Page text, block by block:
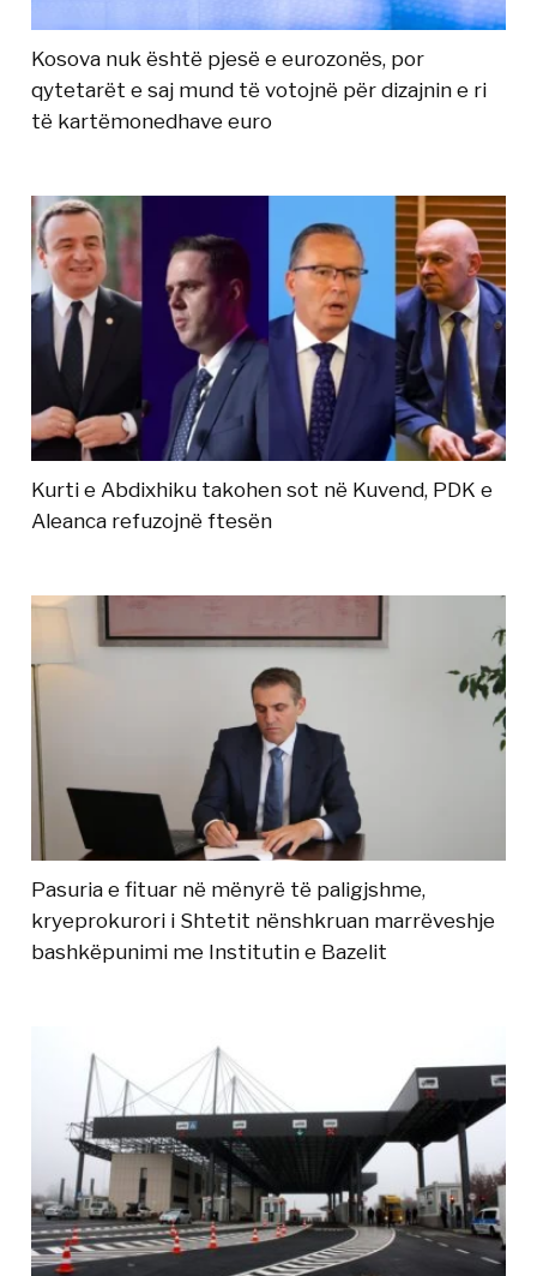
Kosova nuk është pjesë e eurozonës, por
qytetarët e saj mund të votojnë për dizajnin e ri
të kartëmonedhave euro
Kurti e Abdixhiku takohen sot në Kuvend, PDK e
Aleanca refuzojnë ftesën
Pasuria e fituar në mënyrë të paligjshme,
kryeprokurori i Shtetit nënshkruan marrëveshje
bashkëpunimi me Institutin e Bazelit